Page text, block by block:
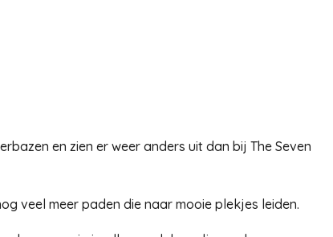
en zien er weer anders uit dan bij The Seven
veel meer paden die naar mooie plekjes leiden.